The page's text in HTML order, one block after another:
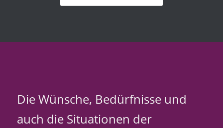
Die Wünsche, Bedürfnisse und
auch die Situationen der